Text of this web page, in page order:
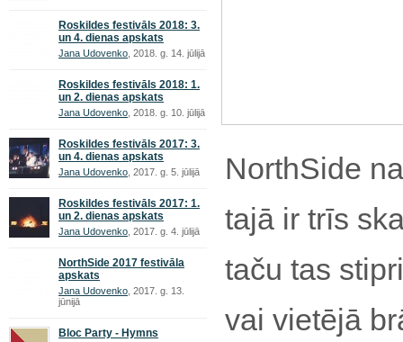
Roskildes festivāls 2018: 3.
un 4. dienas apskats
Jana Udovenko , 2018. g. 14. jūlijā
Roskildes festivāls 2018: 1.
un 2. dienas apskats
Jana Udovenko , 2018. g. 10. jūlijā
Roskildes festivāls 2017: 3.
un 4. dienas apskats
Jana Udovenko , 2017. g. 5. jūlijā
Roskildes festivāls 2017: 1.
un 2. dienas apskats
Jana Udovenko , 2017. g. 4. jūlijā
NorthSide 2017 festivāla
apskats
Jana Udovenko , 2017. g. 13.
jūnijā
Bloc Party - Hymns
NorthSide
tajā ir trīs
taču tas
vai vietējā